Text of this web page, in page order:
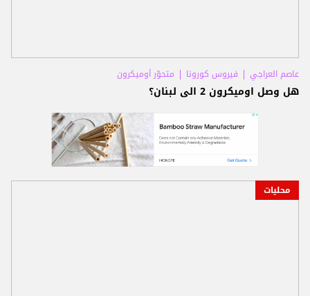
عاصم العراجي فيروس كورونا متحوّر أوميكرون
هل وصل اوميكرون 2 الى لبنان؟
محليات